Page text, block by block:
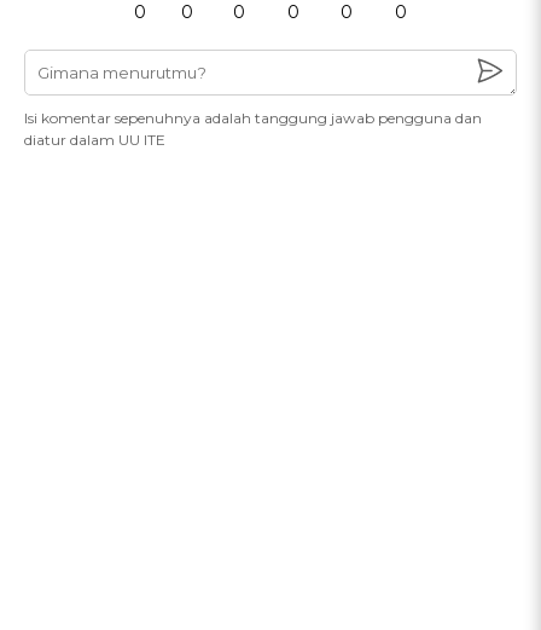
0 0 0 0 0 0
Isi komentar sepenuhnya adalah tanggung jawab pengguna dan
diatur dalam UU ITE